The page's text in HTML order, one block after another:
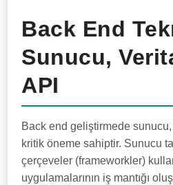
Back End
Sunucu,
API
Back end geliştirmede
kritik öneme sahiptir. Sunucu
çerçeveler (frameworkler)
uygulamalarının iş mantığı